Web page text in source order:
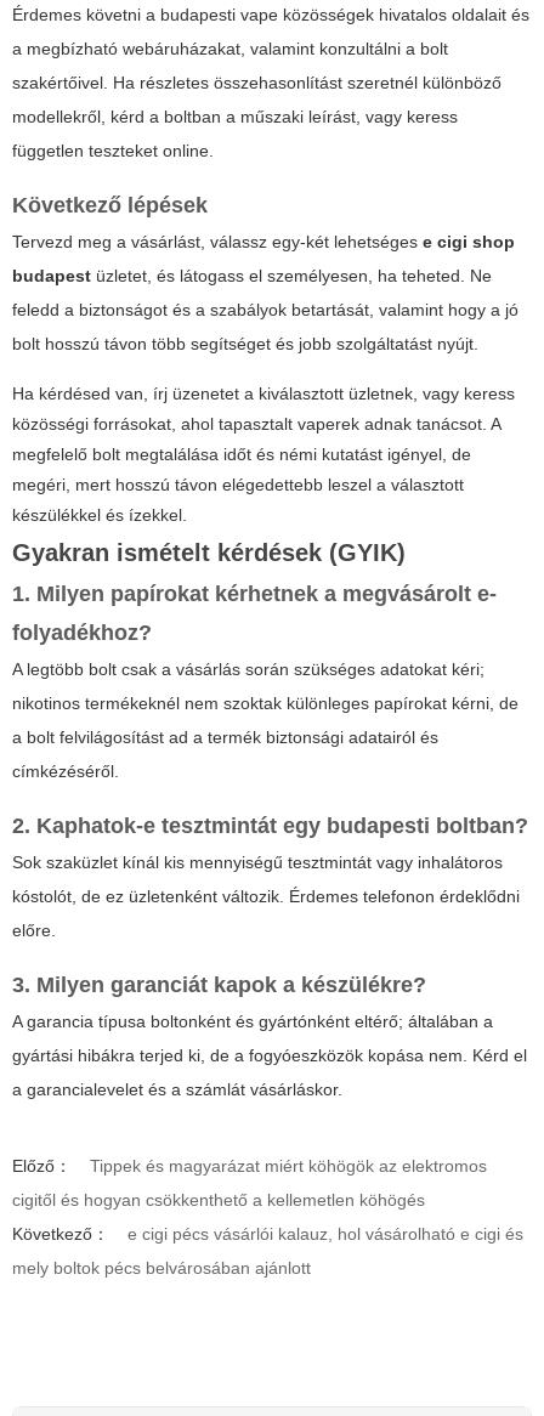
Érdemes követni a budapesti vape közösségek hivatalos oldalait és
a megbízható webáruházakat, valamint konzultálni a bolt
szakértőivel. Ha részletes összehasonlítást szeretnél különböző
modellekről, kérd a boltban a műszaki leírást, vagy keress
független teszteket online.
Következő lépések
Tervezd meg a vásárlást, válassz egy-két lehetséges e cigi shop
budapest üzletet, és látogass el személyesen, ha teheted. Ne
feledd a biztonságot és a szabályok betartását, valamint hogy a jó
bolt hosszú távon több segítséget és jobb szolgáltatást nyújt.
Ha kérdésed van, írj üzenetet a kiválasztott üzletnek, vagy keress
közösségi forrásokat, ahol tapasztalt vaperek adnak tanácsot. A
megfelelő bolt megtalálása időt és némi kutatást igényel, de
megéri, mert hosszú távon elégedettebb leszel a választott
készülékkel és ízekkel.
Gyakran ismételt kérdések (GYIK)
1. Milyen papírokat kérhetnek a megvásárolt e-
folyadékhoz?
A legtöbb bolt csak a vásárlás során szükséges adatokat kéri;
nikotinos termékeknél nem szoktak különleges papírokat kérni, de
a bolt felvilágosítást ad a termék biztonsági adatairól és
címkézéséről.
2. Kaphatok-e tesztmintát egy budapesti boltban?
Sok szaküzlet kínál kis mennyiségű tesztmintát vagy inhalátoros
kóstolót, de ez üzletenként változik. Érdemes telefonon érdeklődni
előre.
3. Milyen garanciát kapok a készülékre?
A garancia típusa boltonként és gyártónként eltérő; általában a
gyártási hibákra terjed ki, de a fogyóeszközök kopása nem. Kérd el
a garancialevelet és a számlát vásárláskor.
Előző：
Tippek és magyarázat miért köhögök az elektromos
cigitől és hogyan csökkenthető a kellemetlen köhögés
Következő：
e cigi pécs vásárlói kalauz, hol vásárolható e cigi és
mely boltok pécs belvárosában ajánlott